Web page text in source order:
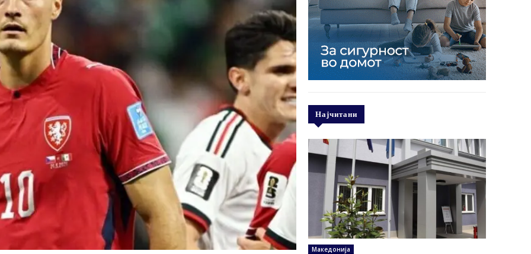
Најчитани
Македонија